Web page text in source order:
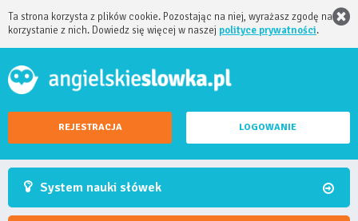
Ta strona korzysta z plików cookie. Pozostając na niej, wyrażasz zgodę na
korzystanie z nich. Dowiedz się więcej w naszej polityce prywatności.
REJESTRACJA LOGOWANIE
System nauki słówek